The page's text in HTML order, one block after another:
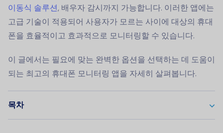
이동식 솔루션, 배우자 감시까지 가능합니다. 이러한 앱에는
고급 기술이 적용되어 사용자가 모르는 사이에 대상의 휴대
폰을 효율적이고 효과적으로 모니터링할 수 있습니다.
이 글에서는 필요에 맞는 완벽한 옵션을 선택하는 데 도움이
되는 최고의 휴대폰 모니터링 앱을 자세히 살펴봅니다.
목차